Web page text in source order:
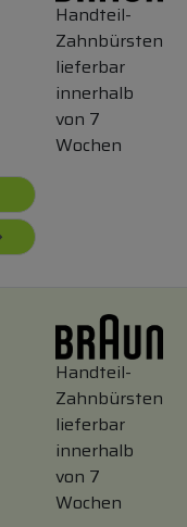
Handteil-
Zahnbürsten
lieferbar
innerhalb
von 7
Wochen
Handteil-
Zahnbürsten
lieferbar
innerhalb
von 7
Wochen